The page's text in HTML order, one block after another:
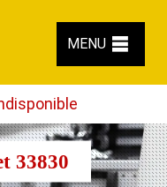
MENU
33830